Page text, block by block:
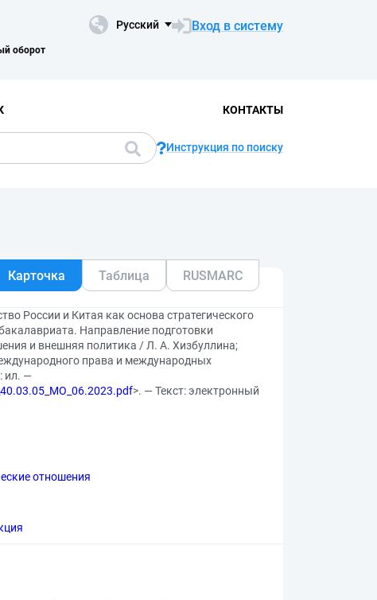
оборот
Русский Вход в систему
КОНТАКТЫ
Инструкция по поиску
Карточка Таблица RUSMARC
России и Китая как основа стратегического
Направление подготовки
и внешняя политика / Л. А. Хизбуллина;
права и международных
ил. —
>. — Текст: электронный
отношения